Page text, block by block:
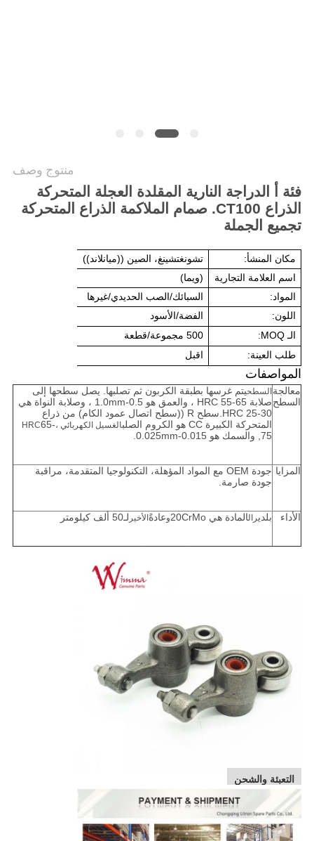
منتوج وصف
فئة أ
الدراجة النارية المقلدة العجلة المتحركة
الذراع CT100. صمام الملاكمة الذراع المتحركة
تجميع الجملة
مكان المنشأ:
تشونغتشينغ، الصين ((ميانلاند))
اسم العلامة التجارية
(ويما)
المواد:
السبائك/الصب الحديدي/غيرها
اللون:
الفضة/الأسود
الـ MOQ:
500 مجموعة/قطعة
طلب العينة:
اقبل
المواصفات
معالجة
السطح
السطحيتم غرسها بطبقة الكربون ثم تصلبها. يصل سطحها إلى
صلابة HRC 55-65 ، والعمق هو 0.5-1.0mm ، وصلابة النواة هي
HRC 25-30.سطح R ((سطح اتصال عمود الكام) من ذراع
المتحركة الكبيرة CC هو الكروم الصلب
الغسيل الكهربائي ،HRC65-
75, والسمك هو 0.015-0.025mm.
المزايا
جودة OEM مع المواد المؤهلة، التكنولوجيا المتقدمة، مراقبة
جودة صارمة.
الأداء بلديرالالمادة هي 20CrMo وعادةً الأخير لـ50 ألف كيلومتر
التعبئة والشحن